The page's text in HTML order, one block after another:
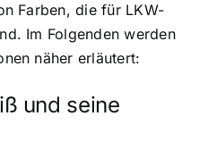
Farben, die für LKW-
Im Folgenden werden
näher erläutert:
und seine